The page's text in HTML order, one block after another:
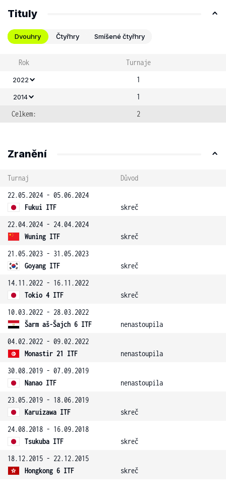
Tituly
Dvouhry Čtyřhry Smíšené čtyřhry
Rok Turnaje
2022 1
2014
1
Celkem:
2
Zranění
Turnaj
Důvod
22.05.2024 - 05.06.2024
Fukui ITF
skreč
22.04.2024 - 24.04.2024
Wuning ITF
skreč
21.05.2023 - 31.05.2023
Goyang ITF
skreč
14.11.2022 - 16.11.2022
Tokio 4 ITF
skreč
10.03.2022 - 28.03.2022
Šarm aš-Šajch 6 ITF
nenastoupila
04.02.2022 - 09.02.2022
Monastir 21 ITF
nenastoupila
30.08.2019 - 07.09.2019
Nanao ITF
nenastoupila
23.05.2019 - 18.06.2019
Karuizawa ITF
skreč
24.08.2018 - 16.09.2018
Tsukuba ITF
skreč
18.12.2015 - 22.12.2015
Hongkong 6 ITF
skreč